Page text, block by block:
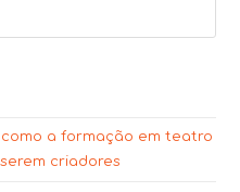
a formação em teatro
criadores